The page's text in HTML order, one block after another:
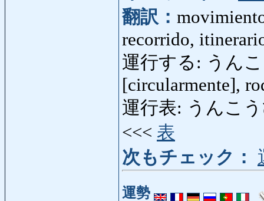
翻訳：
recorrido,
運行する: うんこ
[circularmente],
運行表: うんこう
<<< 表
次もチェック：
運勢